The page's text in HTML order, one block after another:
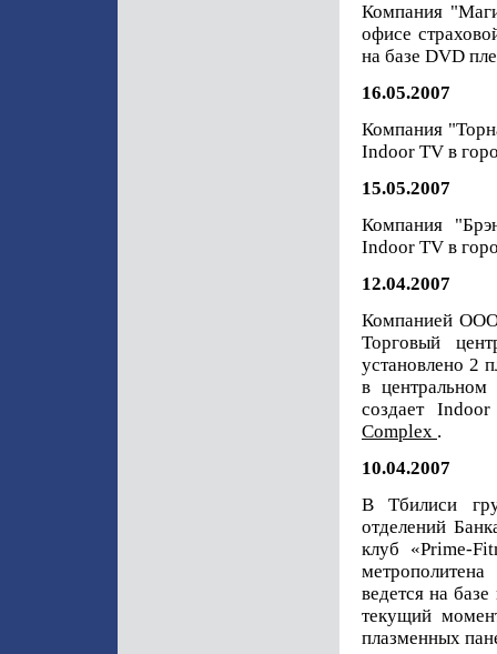
Компания
офисе
на базе DVD
16.05.2007
Компания
Indoor TV в
15.05.2007
Компания
Indoor TV в
12.04.2007
Компанией
Торговый
установлено 2
в
создает
Complex .
10.04.2007
В Тбилиси
отделений
клуб «Prime-
ведется на
текущий
плазменных